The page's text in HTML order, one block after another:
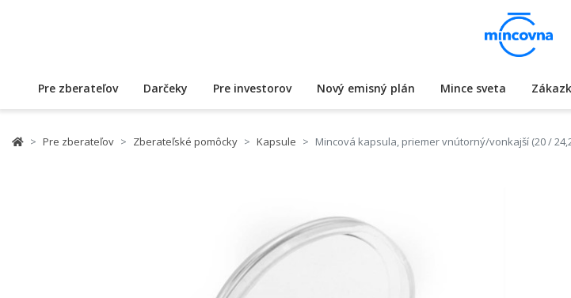
Pre zberateľov Darčeky Pre investorov Nový emisný plán Mince sveta
Pre zberateľov Zberateľské pomôcky Kapsule Mincová kapsula, priemer vnútorný/vonkajší (20 /